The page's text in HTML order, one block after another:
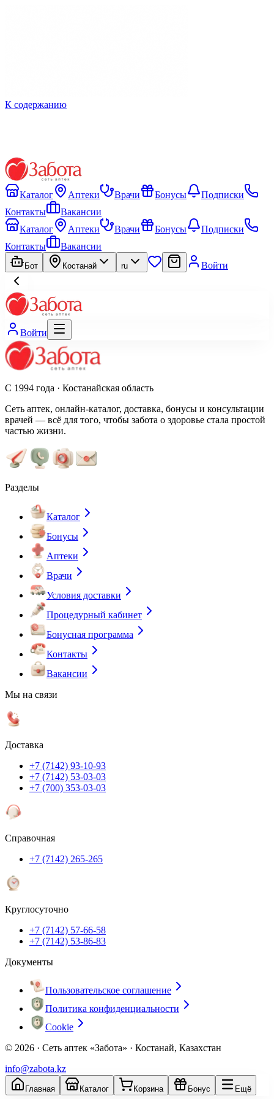
К содержанию
Каталог Аптеки Врачи Бонусы
Подписки
Контакты
Вакансии
Каталог
Аптеки Врачи Бонусы
Подписки
Контакты
Вакансии
Бот Костанай ru Войти
Войти
С 1994 года · Костанайская область
Сеть аптек, онлайн-каталог, доставка, бонусы и консультации
врачей — всё для того, чтобы забота о здоровье стала простой
частью жизни.
Разделы
Каталог
Бонусы
Аптеки
Врачи
Условия доставки
Процедурный кабинет
Бонусная программа
Контакты
Вакансии
Мы на связи
Доставка
+7 (7142) 93-10-93
+7 (7142) 53-03-03
+7 (700) 353-03-03
Справочная
+7 (7142) 265-265
Круглосуточно
+7 (7142) 57-66-58
+7 (7142) 53-86-83
Документы
Пользовательское соглашение
Политика конфиденциальности
Cookie
© 2026 · Сеть аптек «Забота» · Костанай, Казахстан
info@zabota.kz
Главная Каталог Корзина Бонус Ещё